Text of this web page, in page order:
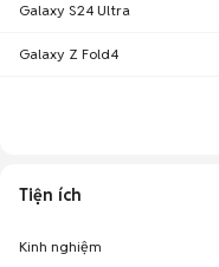
Galaxy S24 Ultra
Galaxy Z Fold4
Tiện ích
Kinh nghiệm